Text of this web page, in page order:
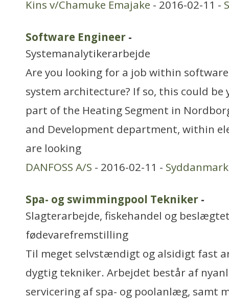
Kins v/Chamuke Emajake - 2016-02-11 -
Software Engineer -
Systemanalytikerarbejde
Are you looking for a job within
system architecture? If so, this could be
part of the Heating Segment in
and Development department, within
are looking
DANFOSS A/S - 2016-02-11 - Syddanmark
Spa- og swimmingpool Tekniker -
Slagterarbejde, fiskehandel og
fødevarefremstilling
Til meget selvstændigt og alsidigt fast
dygtig tekniker. Arbejdet består af
servicering af spa- og poolanlæg, samt